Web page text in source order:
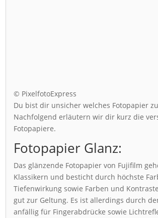
© PixelfotoExpress
Du bist dir unsicher welches Fotopapier
Nachfolgend erläutern wir dir kurz die
Fotopapiere.
Fotopapier Glanz:
Das glänzende Fotopapier von Fujifilm
Klassikern und besticht durch höchste
Tiefenwirkung sowie Farben und
gut zur Geltung. Es ist allerdings durch
anfällig für Fingerabdrücke sowie